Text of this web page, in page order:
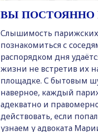
ВЫ
Слышимость
познакомиться с
распорядком дня
жизни не встретив их
площадке. С бытовым
наверное, каждый
адекватно и
действовать, если
узнаем у адвоката